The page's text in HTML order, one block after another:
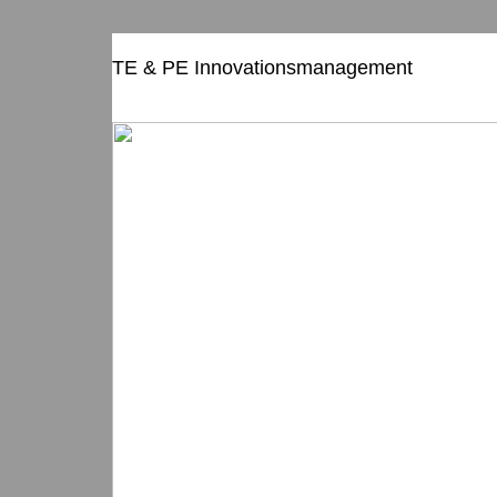
TE & PE Innovationsmanagement